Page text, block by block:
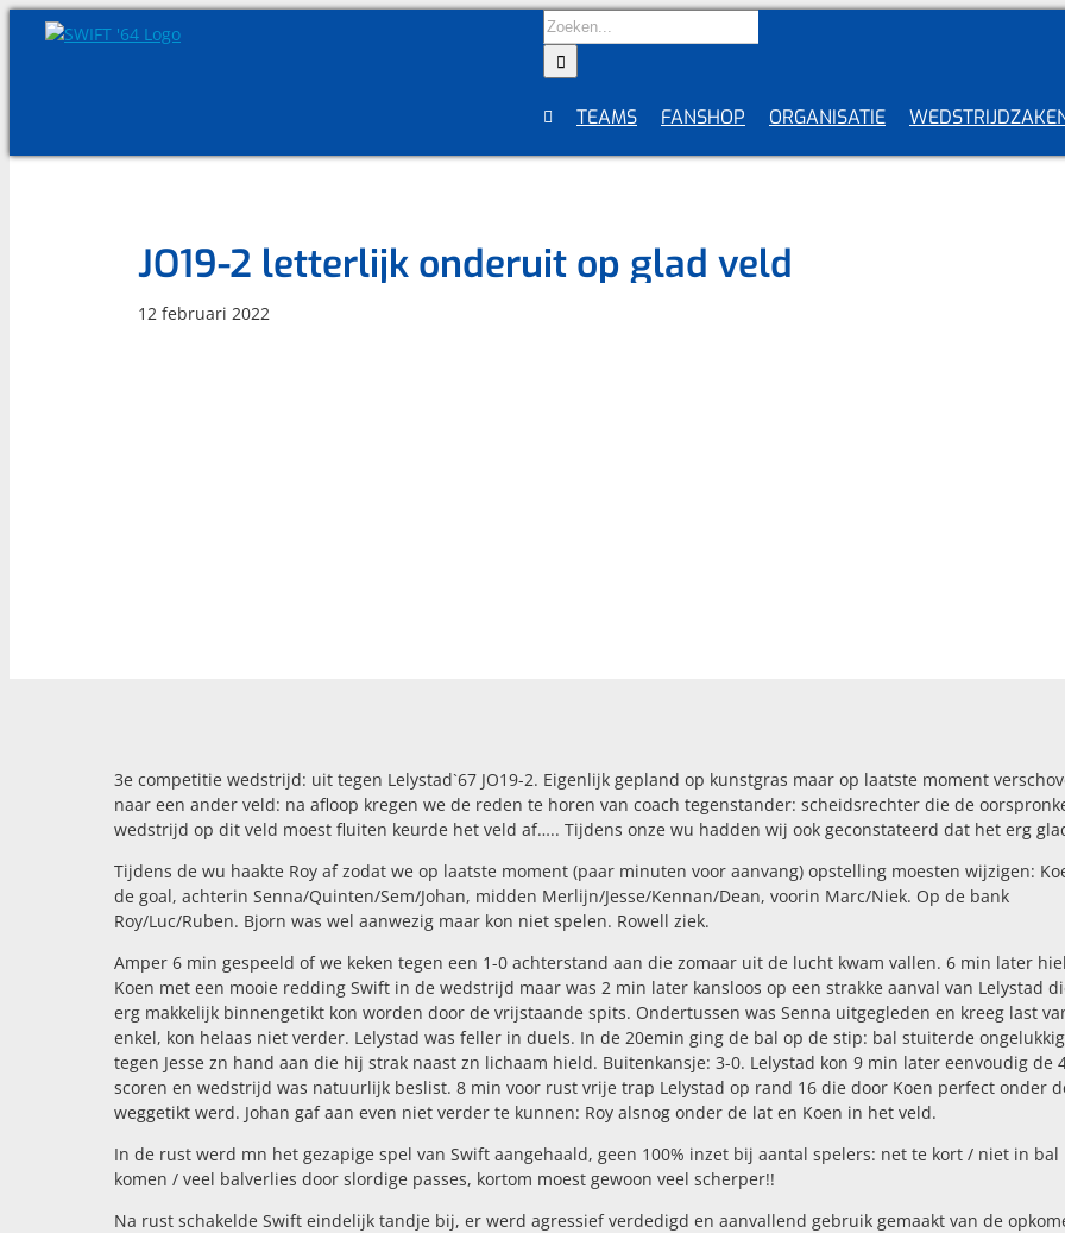
Zoeken
naar:
TEAMS FANSHOP ORGANISATIE
JO19-2 letterlijk onderuit op glad veld
12 februari 2022
3e competitie wedstrijd: uit tegen Lelystad`67 JO19-2. Eigenlijk gepland op kunstgras maar op laatste moment
naar een ander veld: na afloop kregen we de reden te horen van coach tegenstander: scheidsrechter die de
wedstrijd op dit veld moest fluiten keurde het veld af….. Tijdens onze wu hadden wij ook geconstateerd dat het erg
Tijdens de wu haakte Roy af zodat we op laatste moment (paar minuten voor aanvang) opstelling moesten wijzigen:
de goal, achterin Senna/Quinten/Sem/Johan, midden Merlijn/Jesse/Kennan/Dean, voorin Marc/Niek. Op de bank
Roy/Luc/Ruben. Bjorn was wel aanwezig maar kon niet spelen. Rowell ziek.
Amper 6 min gespeeld of we keken tegen een 1-0 achterstand aan die zomaar uit de lucht kwam vallen. 6 min later
Koen met een mooie redding Swift in de wedstrijd maar was 2 min later kansloos op een strakke aanval van Lelystad
erg makkelijk binnengetikt kon worden door de vrijstaande spits. Ondertussen was Senna uitgegleden en kreeg last
enkel, kon helaas niet verder. Lelystad was feller in duels. In de 20emin ging de bal op de stip: bal stuiterde ongelukkig
tegen Jesse zn hand aan die hij strak naast zn lichaam hield. Buitenkansje: 3-0. Lelystad kon 9 min later eenvoudig de
scoren en wedstrijd was natuurlijk beslist. 8 min voor rust vrije trap Lelystad op rand 16 die door Koen perfect onder
weggetikt werd. Johan gaf aan even niet verder te kunnen: Roy alsnog onder de lat en Koen in het veld.
In de rust werd mn het gezapige spel van Swift aangehaald, geen 100% inzet bij aantal spelers: net te kort / niet in bal
komen / veel balverlies door slordige passes, kortom moest gewoon veel scherper!!
Na rust schakelde Swift eindelijk tandje bij, er werd agressief verdedigd en aanvallend gebruik gemaakt van de